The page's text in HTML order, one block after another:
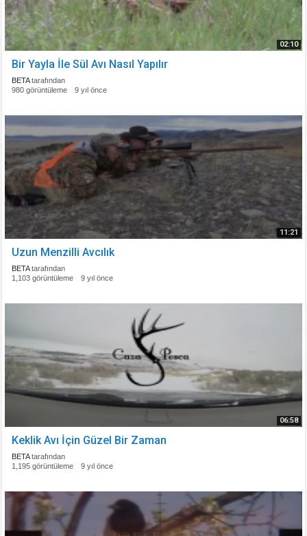
02:10
Bir Yayla İle Sül Avı Nasıl Yapılır
BETAtarafından
980 görüntüleme
9 yıl önce
11:21
Uzun Menzilli Avcılık
BETAtarafından
1,103 görüntüleme
9 yıl önce
06:58
Keklik Avı İçin Güzel Bir Zaman
BETAtarafından
1,195 görüntüleme
9 yıl önce